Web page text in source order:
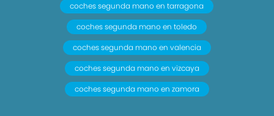
coches segunda mano en tarragona
coches segunda mano en toledo
coches segunda mano en valencia
coches segunda mano en vizcaya
coches segunda mano en zamora